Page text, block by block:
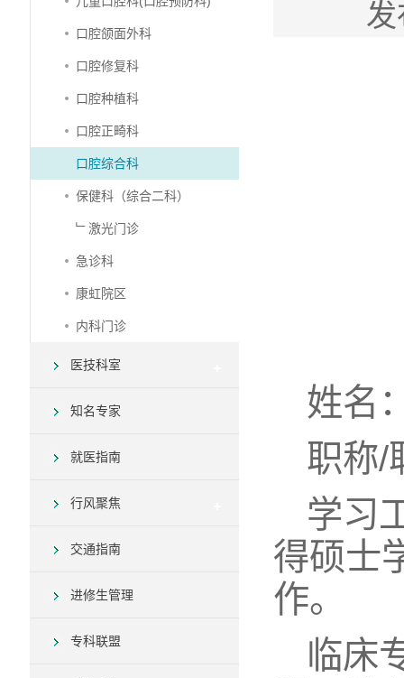
口腔颌面外科
口腔修复科
口腔种植科
口腔正畸科
口腔综合科
保健科（综合二科）
﹂激光门诊
急诊科
康虹院区
内科门诊
医技科室
知名专家
就医指南
行风聚焦
交通指南
进修生管理
专科联盟
姓名
职称/
学习
得硕士
作。
临床